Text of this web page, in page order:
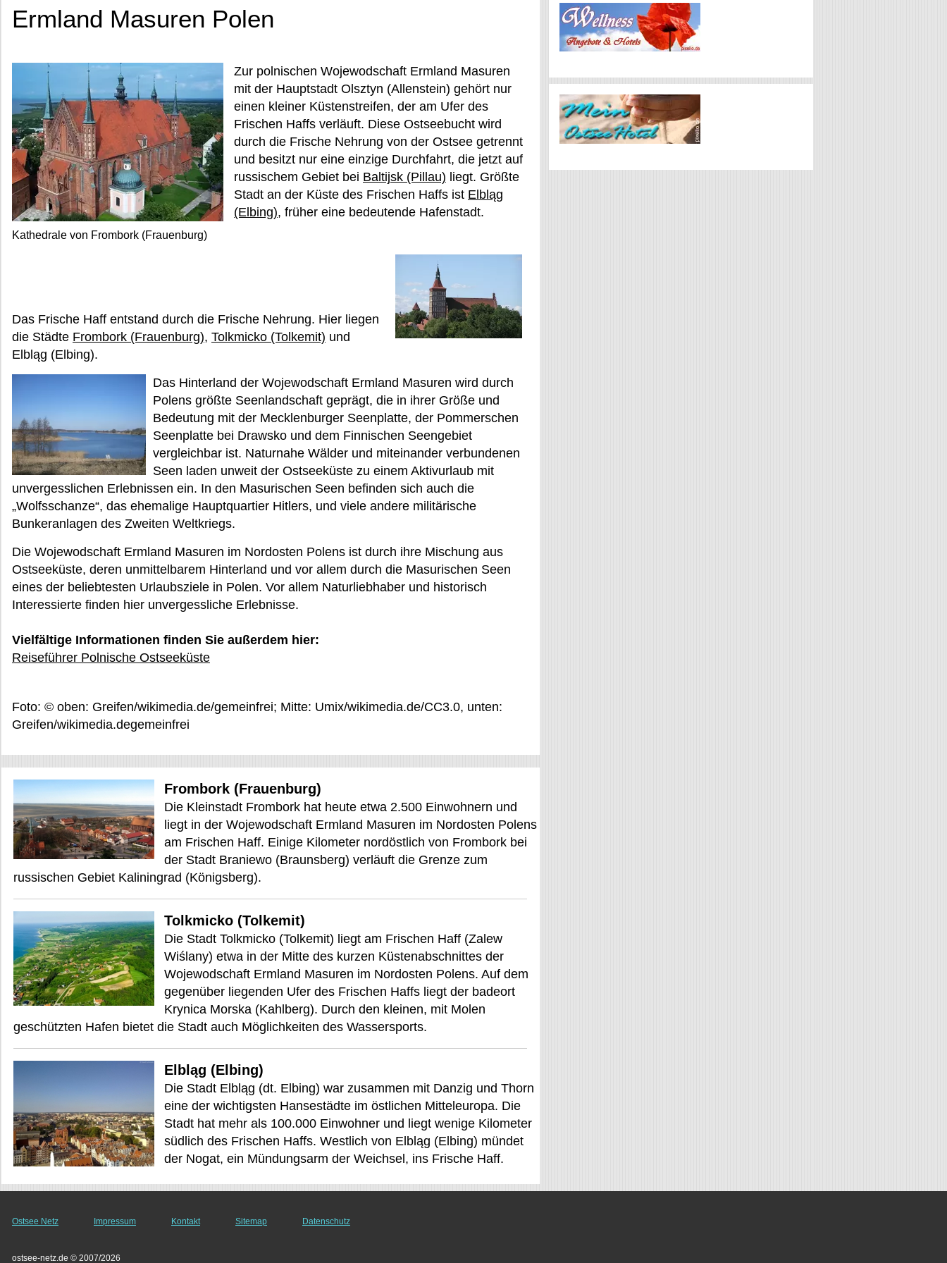
Ermland Masuren Polen
Kathedrale von Frombork (Frauenburg)
Zur polnischen Wojewodschaft Ermland Masuren
mit der Hauptstadt Olsztyn (Allenstein) gehört nur
einen kleiner Küstenstreifen, der am Ufer des
Frischen Haffs verläuft. Diese Ostseebucht wird
durch die Frische Nehrung von der Ostsee getrennt
und besitzt nur eine einzige Durchfahrt, die jetzt auf
russischem Gebiet bei Baltijsk (Pillau) liegt. Größte
Stadt an der Küste des Frischen Haffs ist Elbląg
(Elbing), früher eine bedeutende Hafenstadt.
Das Frische Haff entstand durch die Frische Nehrung. Hier liegen
die Städte Frombork (Frauenburg), Tolkmicko (Tolkemit) und
Elbląg (Elbing).
Das Hinterland der Wojewodschaft Ermland Masuren wird durch
Polens größte Seenlandschaft geprägt, die in ihrer Größe und
Bedeutung mit der Mecklenburger Seenplatte, der Pommerschen
Seenplatte bei Drawsko und dem Finnischen Seengebiet
vergleichbar ist. Naturnahe Wälder und miteinander verbundenen
Seen laden unweit der Ostseeküste zu einem Aktivurlaub mit
unvergesslichen Erlebnissen ein. In den Masurischen Seen befinden sich auch die
„Wolfsschanze“, das ehemalige Hauptquartier Hitlers, und viele andere militärische
Bunkeranlagen des Zweiten Weltkriegs.
Die Wojewodschaft Ermland Masuren im Nordosten Polens ist durch ihre Mischung aus
Ostseeküste, deren unmittelbarem Hinterland und vor allem durch die Masurischen Seen
eines der beliebtesten Urlaubsziele in Polen. Vor allem Naturliebhaber und historisch
Interessierte finden hier unvergessliche Erlebnisse.
Vielfältige Informationen finden Sie außerdem hier:
Reiseführer Polnische Ostseeküste
Foto: © oben: Greifen/wikimedia.de/gemeinfrei; Mitte: Umix/wikimedia.de/CC3.0, unten:
Greifen/wikimedia.degemeinfrei
Frombork (Frauenburg)
Die Kleinstadt Frombork hat heute etwa 2.500 Einwohnern und
liegt in der Wojewodschaft Ermland Masuren im Nordosten Polens
am Frischen Haff. Einige Kilometer nordöstlich von Frombork bei
der Stadt Braniewo (Braunsberg) verläuft die Grenze zum
russischen Gebiet Kaliningrad (Königsberg).
Tolkmicko (Tolkemit)
Die Stadt Tolkmicko (Tolkemit) liegt am Frischen Haff (Zalew
Wiślany) etwa in der Mitte des kurzen Küstenabschnittes der
Wojewodschaft Ermland Masuren im Nordosten Polens. Auf dem
gegenüber liegenden Ufer des Frischen Haffs liegt der badeort
Krynica Morska (Kahlberg). Durch den kleinen, mit Molen
geschützten Hafen bietet die Stadt auch Möglichkeiten des Wassersports.
Elbląg (Elbing)
Die Stadt Elbląg (dt. Elbing) war zusammen mit Danzig und Thorn
eine der wichtigsten Hansestädte im östlichen Mitteleuropa. Die
Stadt hat mehr als 100.000 Einwohner und liegt wenige Kilometer
südlich des Frischen Haffs. Westlich von Elbląg (Elbing) mündet
der Nogat, ein Mündungsarm der Weichsel, ins Frische Haff.
Ostsee Netz Impressum Kontakt Sitemap Datenschutz
ostsee-netz.de © 2007/2026